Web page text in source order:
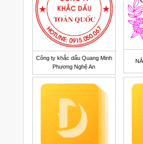
Công ty khắc dấu Quang Minh
Phương Nghệ An